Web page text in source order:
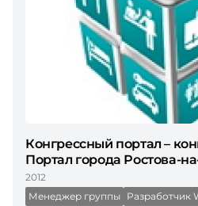
Конгрессный портал –
Портал города Ростова-
2012
Менеджер группы Разработчик